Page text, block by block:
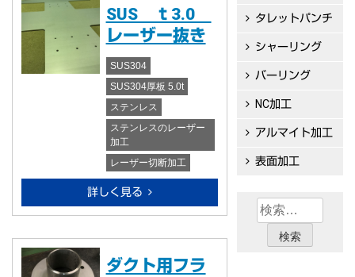
SUS ｔ3.0
レーザー抜き
SUS304
SUS304厚板 5.0t
ステンレス
ステンレスのレーザー
加工
レーザー切断加工
詳しく見る
ダクト用フラ
タレットパンチ
シャーリング
バーリング
NC加工
アルマイト加工
表面加工
検
索: